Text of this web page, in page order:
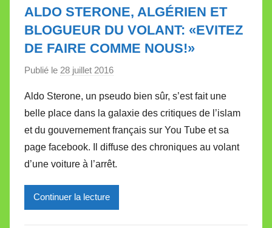
t
t
e
ALDO STERONE, ALGÉRIEN ET
BLOGUEUR DU VOLANT: «EVITEZ
DE FAIRE COMME NOUS!»
Publié le 28 juillet 2016
r
M
i
r
e
l
Aldo Sterone, un pseudo bien sûr, s’est fait une
belle place dans la galaxie des critiques de l’islam
et du gouvernement français sur You Tube et sa
page facebook. Il diffuse des chroniques au volant
d’une voiture à l’arrêt.
Continuer la lecture